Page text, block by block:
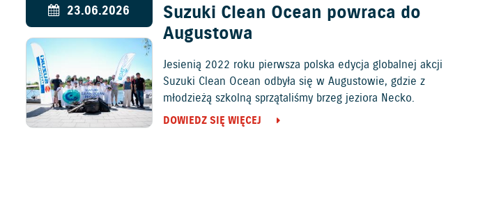
23.06.2026
Suzuki Clean Ocean powraca do
Augustowa
Jesienią 2022 roku pierwsza polska edycja globalnej akcji
Suzuki Clean Ocean odbyła się w Augustowie, gdzie z
młodzieżą szkolną sprzątaliśmy brzeg jeziora Necko.
DOWIEDZ SIĘ WIĘCEJ